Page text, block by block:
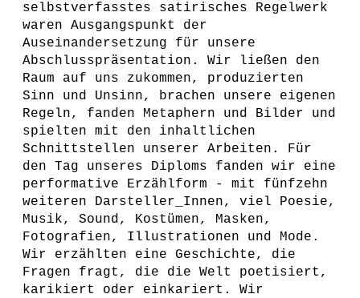
selbstverfasstes satirisches Regelwerk
waren Ausgangspunkt der
Auseinandersetzung für unsere
Abschlusspräsentation. Wir ließen den
Raum auf uns zukommen, produzierten
Sinn und Unsinn, brachen unsere eigenen
Regeln, fanden Metaphern und Bilder und
spielten mit den inhaltlichen
Schnittstellen unserer Arbeiten. Für
den Tag unseres Diploms fanden wir eine
performative Erzählform - mit fünfzehn
weiteren Darsteller_Innen, viel Poesie,
Musik, Sound, Kostümen, Masken,
Fotografien, Illustrationen und Mode.
Wir erzählten eine Geschichte, die
Fragen fragt, die die Welt poetisiert,
karikiert oder einkariert. Wir